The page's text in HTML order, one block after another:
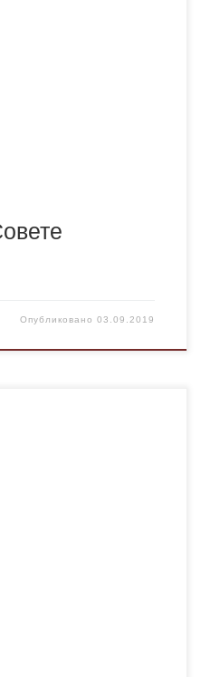
Опубликовано03.09.2019